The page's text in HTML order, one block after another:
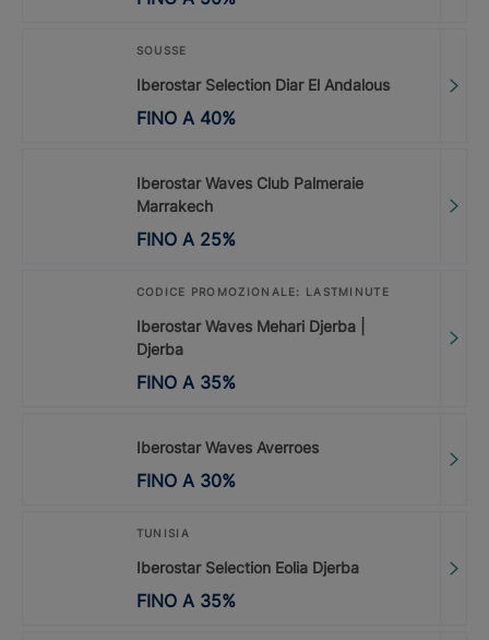
SOUSSE
Iberostar Selection Diar El Andalous
FINO A 40%
Iberostar Waves Club Palmeraie
Marrakech
FINO A 25%
CODICE PROMOZIONALE: LASTMINUTE
Iberostar Waves Mehari Djerba |
Djerba
FINO A 35%
Iberostar Waves Averroes
FINO A 30%
TUNISIA
Iberostar Selection Eolia Djerba
FINO A 35%